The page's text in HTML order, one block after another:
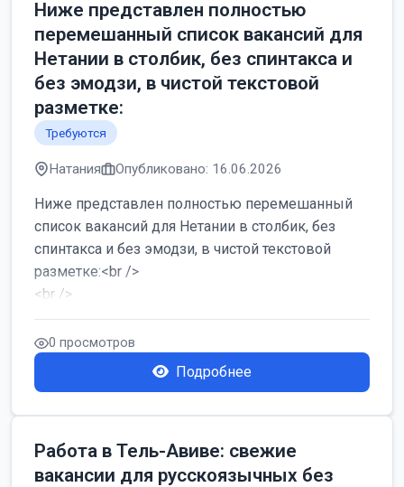
Ниже представлен полностью
перемешанный список вакансий для
Нетании в столбик, без спинтакса и
без эмодзи, в чистой текстовой
разметке:
Требуются
Натания Опубликовано: 16.06.2026
Ниже представлен полностью перемешанный
список вакансий для Нетании в столбик, без
спинтакса и без эмодзи, в чистой текстовой
разметке:<br />
<br />
Работа в Нетании на мебельном производстве:
требу...
0 просмотров
Подробнее
Работа в Тель-Авиве: свежие
вакансии для русскоязычных без